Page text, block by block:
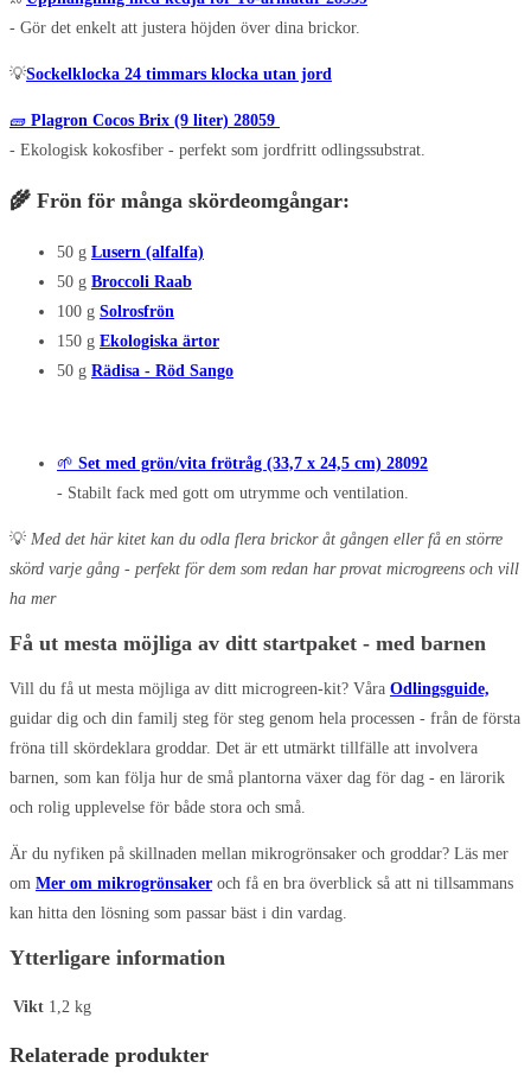
- Gör det enkelt att justera höjden över dina brickor.
💡Sockelklocka 24 timmars klocka utan jord
🧱 Plagron Cocos Brix (9 liter) 28059
- Ekologisk kokosfiber - perfekt som jordfritt odlingssubstrat.
🌾 Frön för många skördeomgångar:
50 g Lusern (alfalfa)
50 g Broccoli Raab
100 g Solrosfrön
150 g Ekologiska ärtor
50 g Rädisa - Röd Sango
🌱 Set med grön/vita frötråg (33,7 x 24,5 cm) 28092
- Stabilt fack med gott om utrymme och ventilation.
💡 Med det här kitet kan du odla flera brickor åt gången eller få en större
skörd varje gång - perfekt för dem som redan har provat microgreens och vill
ha mer
Få ut mesta möjliga av ditt startpaket - med barnen
Vill du få ut mesta möjliga av ditt microgreen-kit? Våra Odlingsguide,
guidar dig och din familj steg för steg genom hela processen - från de första
fröna till skördeklara groddar. Det är ett utmärkt tillfälle att involvera
barnen, som kan följa hur de små plantorna växer dag för dag - en lärorik
och rolig upplevelse för både stora och små.
Är du nyfiken på skillnaden mellan mikrogrönsaker och groddar? Läs mer
om Mer om mikrogrönsaker och få en bra överblick så att ni tillsammans
kan hitta den lösning som passar bäst i din vardag.
Ytterligare information
Vikt 1,2 kg
Relaterade produkter